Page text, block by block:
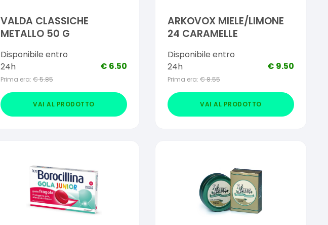
VALDA CLASSICHE
METALLO 50 G
Disponibile entro
24h
Prima era: €5.85
€ 6.50
VAI AL PRODOTTO
ARKOVOX MIELE/LIMONE
24 CARAMELLE
Disponibile entro
24h
Prima era: €8.55
€ 9.50
VAI AL PRODOTTO